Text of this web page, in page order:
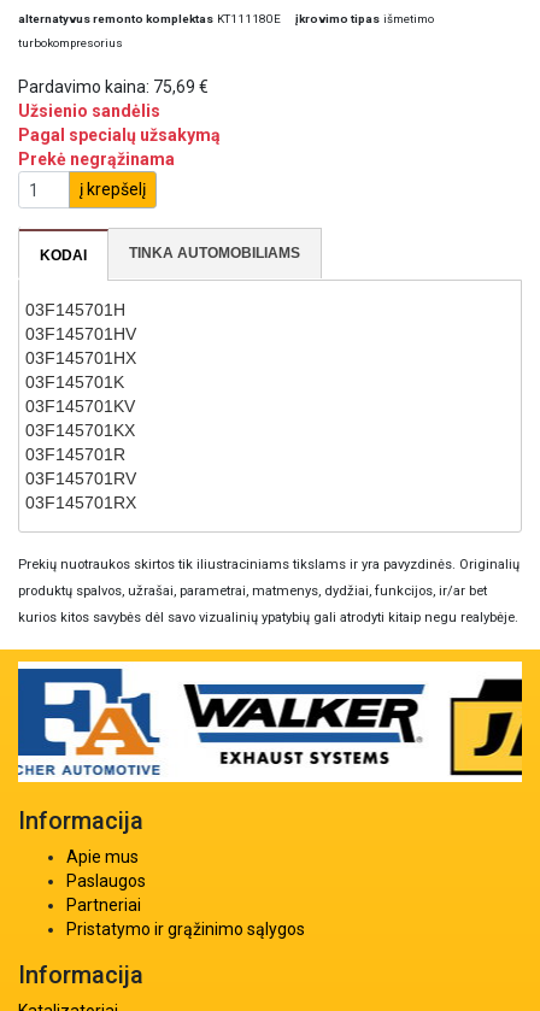
alternatyvus remonto komplektas KT111180E įkrovimo tipas išmetimo
turbokompresorius
Pardavimo kaina: 75,69 €
Užsienio sandėlis
Pagal specialų užsakymą
Prekė negrąžinama
į krepšelį
KODAI TINKA AUTOMOBILIAMS
03F145701H
03F145701HV
03F145701HX
03F145701K
03F145701KV
03F145701KX
03F145701R
03F145701RV
03F145701RX
Prekių nuotraukos skirtos tik iliustraciniams tikslams ir yra pavyzdinės. Originalių
produktų spalvos, užrašai, parametrai, matmenys, dydžiai, funkcijos, ir/ar bet
kurios kitos savybės dėl savo vizualinių ypatybių gali atrodyti kitaip negu realybėje.
Informacija
Apie mus
Paslaugos
Partneriai
Pristatymo ir grąžinimo sąlygos
Informacija